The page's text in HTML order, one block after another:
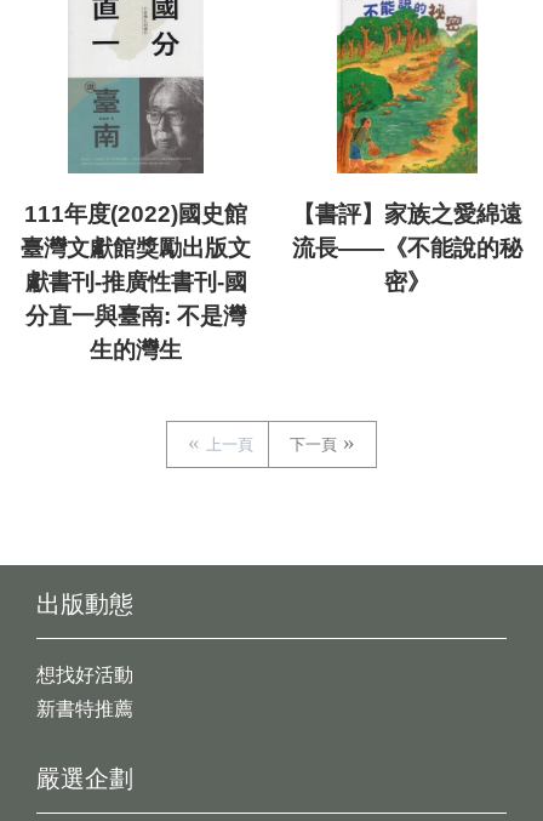
111年度(2022)國史館
臺灣文獻館獎勵出版文
獻書刊-推廣性書刊-國
分直一與臺南: 不是灣
生的灣生
【書評】家族之愛綿遠
流長——《不能說的秘
密》
上一頁 下一頁
出版動態
想找好活動
新書特推薦
嚴選企劃